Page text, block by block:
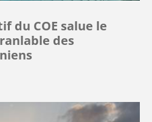
du COE salue le
des